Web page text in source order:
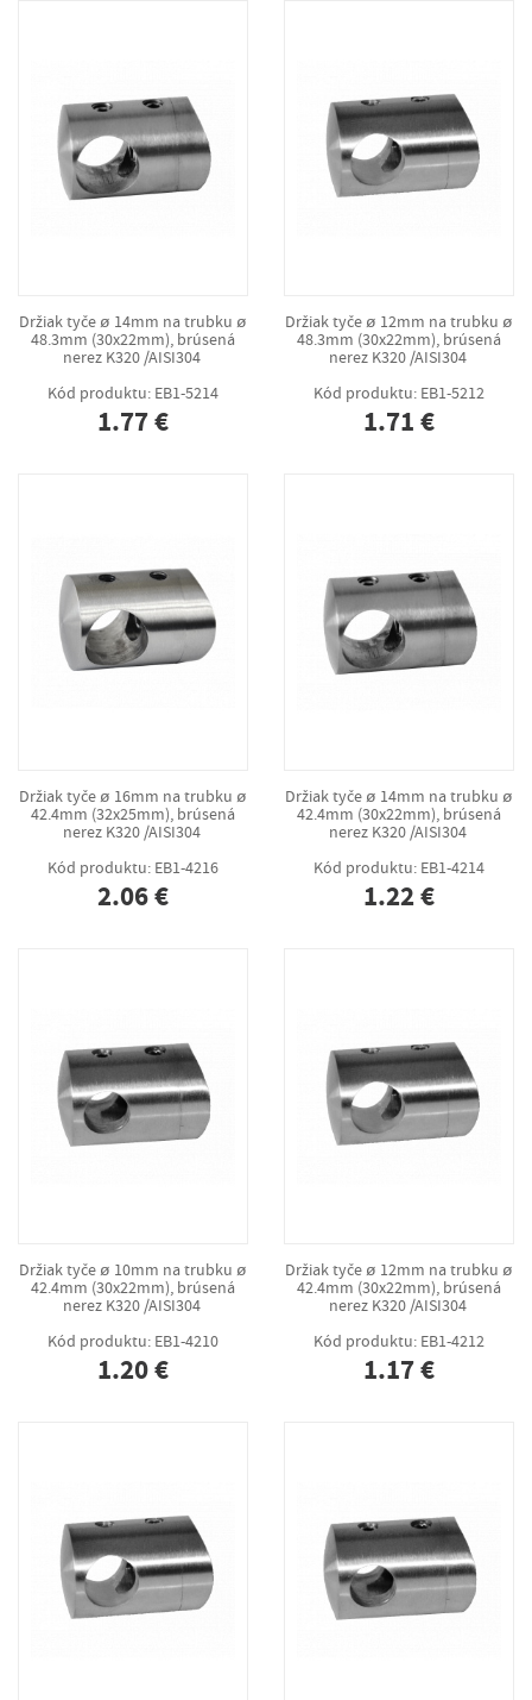
Držiak tyče ø 14mm na trubku ø
48.3mm (30x22mm), brúsená
nerez K320 /AISI304
Kód produktu: EB1-5214
1.77 €
Držiak tyče ø 12mm na trubku ø
48.3mm (30x22mm), brúsená
nerez K320 /AISI304
Kód produktu: EB1-5212
1.71 €
Držiak tyče ø 16mm na trubku ø
42.4mm (32x25mm), brúsená
nerez K320 /AISI304
Kód produktu: EB1-4216
2.06 €
Držiak tyče ø 14mm na trubku ø
42.4mm (30x22mm), brúsená
nerez K320 /AISI304
Kód produktu: EB1-4214
1.22 €
Držiak tyče ø 10mm na trubku ø
42.4mm (30x22mm), brúsená
nerez K320 /AISI304
Kód produktu: EB1-4210
1.20 €
Držiak tyče ø 12mm na trubku ø
42.4mm (30x22mm), brúsená
nerez K320 /AISI304
Kód produktu: EB1-4212
1.17 €